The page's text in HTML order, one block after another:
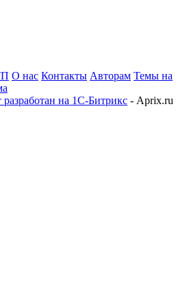
О нас Контакты Авторам Темы на
разработан на 1С-Битрикс - Aprix.ru